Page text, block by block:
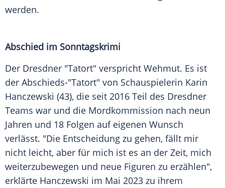
werden.
Abschied im Sonntagskrimi
Der Dresdner "Tatort" verspricht Wehmut. Es ist
der Abschieds-"Tatort" von Schauspielerin Karin
Hanczewski (43), die seit 2016 Teil des Dresdner
Teams war und die Mordkommission nach neun
Jahren und 18 Folgen auf eigenen Wunsch
verlässt. "Die Entscheidung zu gehen, fällt mir
nicht leicht, aber für mich ist es an der Zeit, mich
weiterzubewegen und neue Figuren zu erzählen",
erklärte Hanczewski im Mai 2023 zu ihrem